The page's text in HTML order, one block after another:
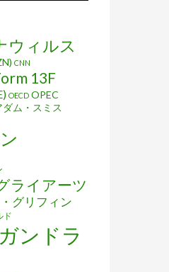
ウィルス
CNN
13F
OECD OPEC
ダム・スミス
ライアーツ
グリフィン
ド
ンドラ